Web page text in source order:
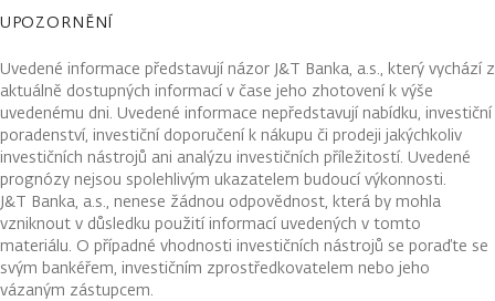
UPOZORNĚNÍ
Uvedené informace představují názor J&T Banka, a.s., který vychází z
aktuálně dostupných informací v čase jeho zhotovení k výše
uvedenému dni. Uvedené informace nepředstavují nabídku, investiční
poradenství, investiční doporučení k nákupu či prodeji jakýchkoliv
investičních nástrojů ani analýzu investičních příležitostí. Uvedené
prognózy nejsou spolehlivým ukazatelem budoucí výkonnosti.
J&T Banka, a.s., nenese žádnou odpovědnost, která by mohla
vzniknout v důsledku použití informací uvedených v tomto
materiálu. O případné vhodnosti investičních nástrojů se poraďte se
svým bankéřem, investičním zprostředkovatelem nebo jeho
vázaným zástupcem.